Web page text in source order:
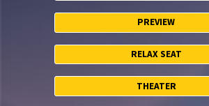
PREVIEW
RELAX SEAT
THEATER